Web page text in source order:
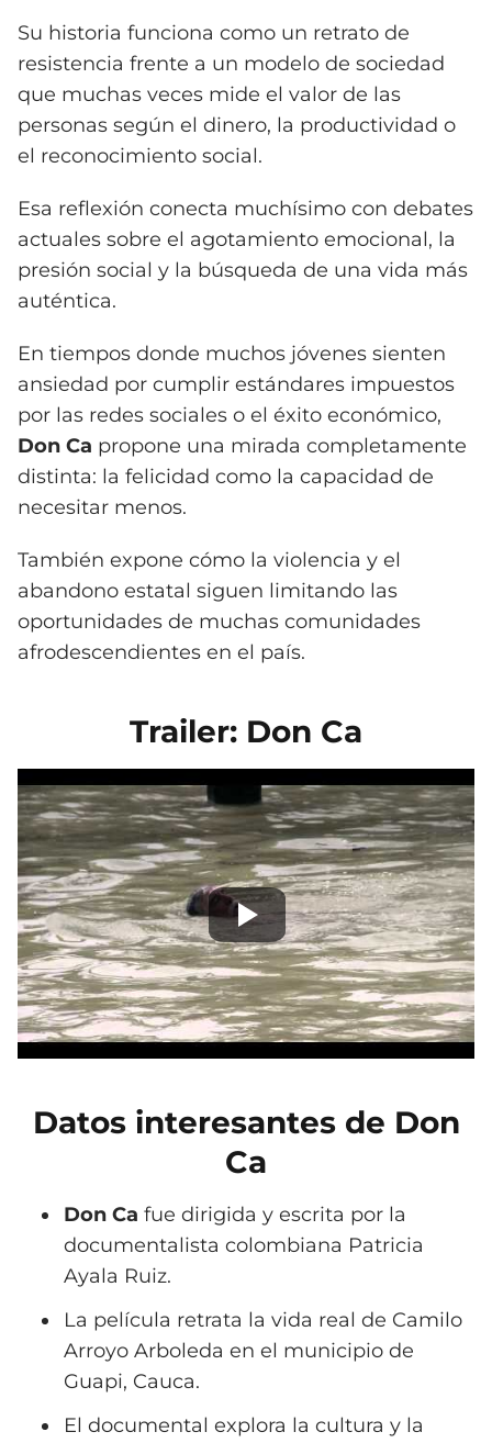
Su historia funciona como un retrato de
resistencia frente a un modelo de sociedad
que muchas veces mide el valor de las
personas según el dinero, la productividad o
el reconocimiento social.
Esa reflexión conecta muchísimo con debates
actuales sobre el agotamiento emocional, la
presión social y la búsqueda de una vida más
auténtica.
En tiempos donde muchos jóvenes sienten
ansiedad por cumplir estándares impuestos
por las redes sociales o el éxito económico,
Don Ca propone una mirada completamente
distinta: la felicidad como la capacidad de
necesitar menos.
También expone cómo la violencia y el
abandono estatal siguen limitando las
oportunidades de muchas comunidades
afrodescendientes en el país.
Trailer: Don Ca
Datos interesantes de Don
Ca
Don Ca fue dirigida y escrita por la
documentalista colombiana Patricia
Ayala Ruiz.
La película retrata la vida real de Camilo
Arroyo Arboleda en el municipio de
Guapi, Cauca.
El documental explora la cultura y la